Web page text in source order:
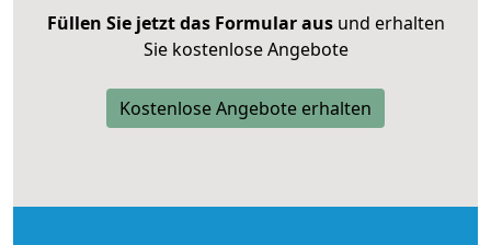
Füllen Sie jetzt das Formular ausund erhalten
Sie kostenlose Angebote
Kostenlose Angebote erhalten